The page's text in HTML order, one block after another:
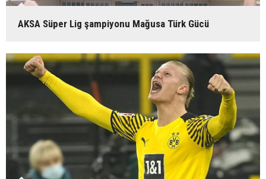
AKSA Süper Lig şampiyonu Mağusa Türk Gücü